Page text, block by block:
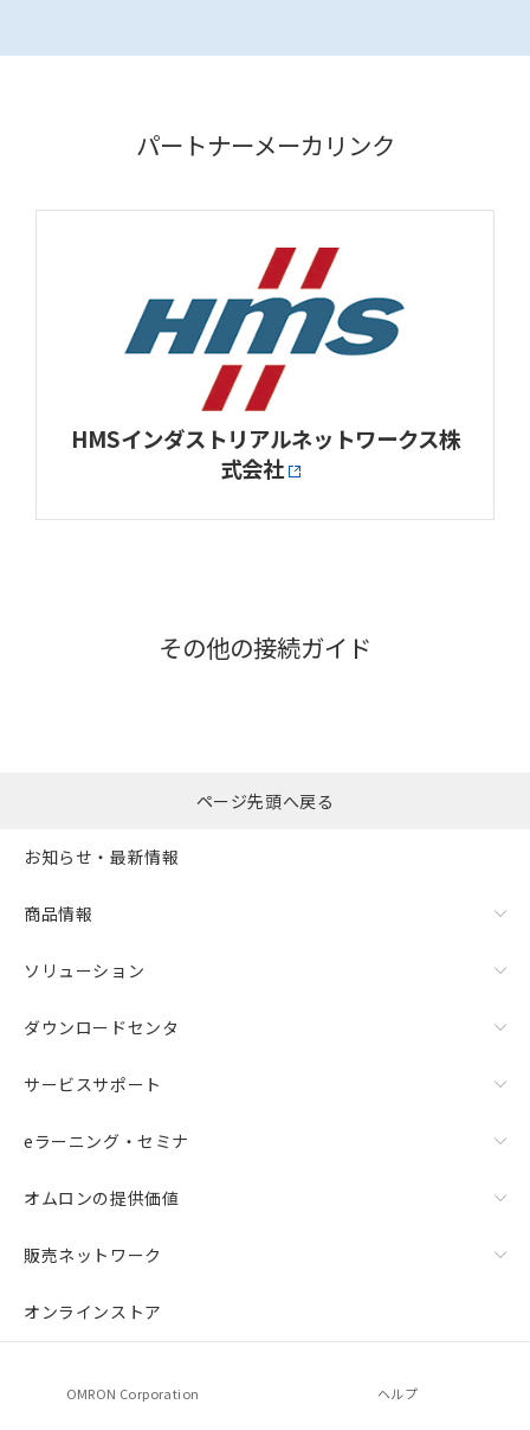
パートナーメーカリンク
HMSインダストリアルネットワークス株
式会社
その他の接続ガイド
ページ先頭へ戻る
お知らせ・最新情報
商品情報
ソリューション
ダウンロードセンタ
サービスサポート
eラーニング・セミナ
オムロンの提供価値
販売ネットワーク
オンラインストア
OMRON Corporation ヘルプ